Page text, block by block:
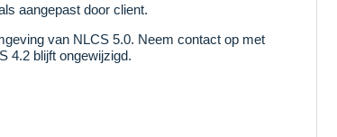
aangepast door client.
van NLCS 5.0. Neem contact op met
4.2 blijft ongewijzigd.